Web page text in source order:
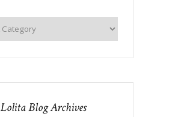
Lolita Blog Archives